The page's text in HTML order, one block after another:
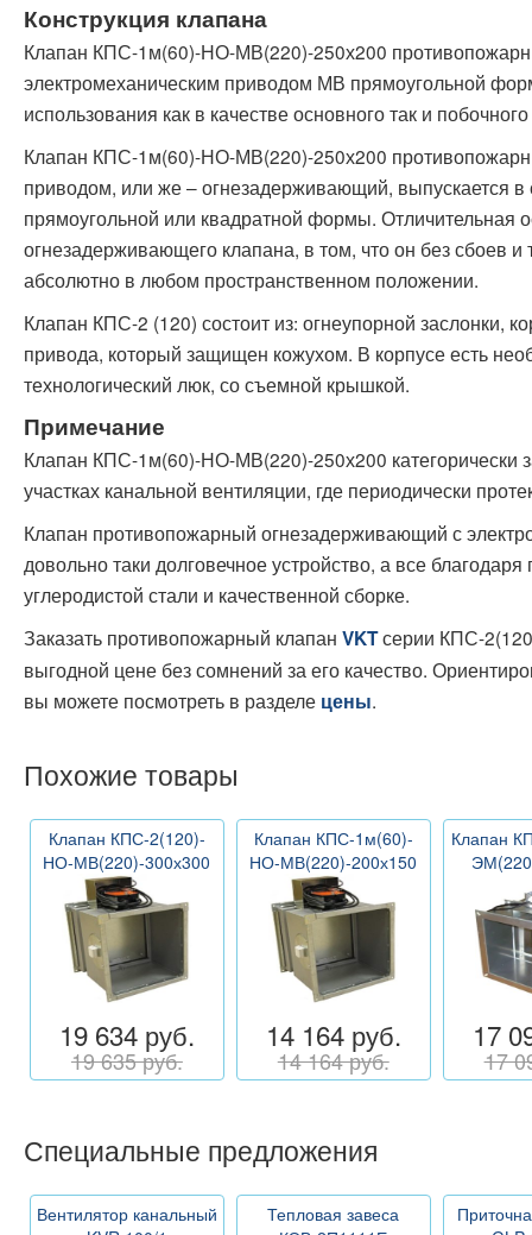
Конструкция клапана
Клапан КПС-1м(60)-НО-МВ(220)-250х200
электромеханическим приводом МВ прямоугольной
использования как в качестве основного так и
Клапан КПС-1м(60)-НО-МВ(220)-250х200
приводом, или же – огнезадерживающий, выпускается в
прямоугольной или квадратной формы. Отличительная
огнезадерживающего клапана, в том, что он без сбоев и
абсолютно в любом пространственном положении.
Клапан КПС-2 (120) состоит из: огнеупорной заслонки,
привода, который защищен кожухом. В корпусе есть
технологический люк, со съемной крышкой.
Примечание
Клапан КПС-1м(60)-НО-МВ(220)-250х200 категорически
участках канальной вентиляции, где периодически
Клапан противопожарный огнезадерживающий с
довольно таки долговечное устройство, а все благодаря
углеродистой стали и качественной сборке.
Заказать противопожарный клапан VKTсерии КПС-
выгодной цене без сомнений за его качество.
вы можете посмотреть в разделе цены.
Похожие товары
Клапан КПС-2(120)-
НО-МВ(220)-300х300
19 634 руб.
19 635 руб.
Клапан КПС-1м(60)-
НО-МВ(220)-200х150
14 164 руб.
14 164 руб.
Клапан
17
17
Специальные предложения
Вентилятор канальный
Тепловая завеса